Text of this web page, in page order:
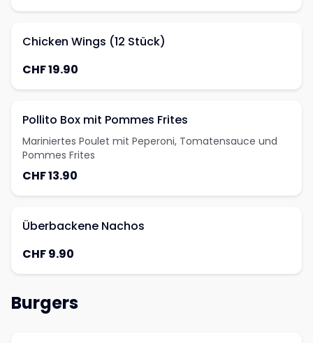
Chicken Wings (12 Stück)
CHF 19.90
Pollito Box mit Pommes Frites
Mariniertes Poulet mit Peperoni, Tomatensauce und
Pommes Frites
CHF 13.90
Überbackene Nachos
CHF 9.90
Burgers